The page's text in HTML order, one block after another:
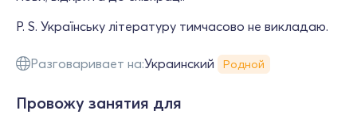
P. S. Українську літературу тимчасово не викладаю.
Разговаривает на:Украинский Родной
Провожу занятия для